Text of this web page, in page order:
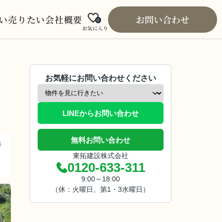
売りたい会社概要
お気に入り
0 お問い合わせ
お気軽にお問い合わせください
LINEからお問い合わせ
無料お問い合わせ
東拓建設株式会社
0120-633-311
9:00～18:00
（休：火曜日、第1・3水曜日）